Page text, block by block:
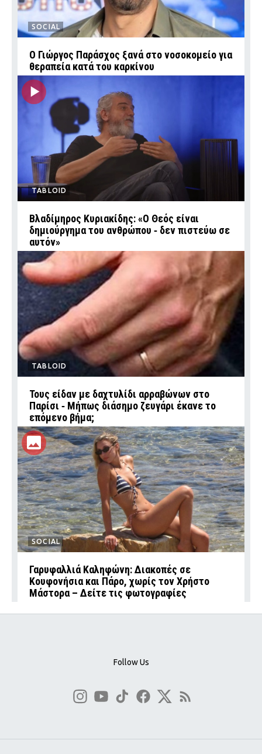
SOCIAL
O Γιώργος Παράσχος ξανά στο νοσοκομείο για
θεραπεία κατά του καρκίνου
TABLOID
Βλαδίμηρος Κυριακίδης: «Ο Θεός είναι
δημιούργημα του ανθρώπου ‑ δεν πιστεύω σε
αυτόν»
TABLOID
Τους είδαν με δαχτυλίδι αρραβώνων στο
Παρίσι ‑ Μήπως διάσημο ζευγάρι έκανε το
επόμενο βήμα;
SOCIAL
Γαρυφαλλιά Καληφώνη: Διακοπές σε
Κουφονήσια και Πάρο, χωρίς τον Χρήστο
Μάστορα – Δείτε τις φωτογραφίες
Follow Us